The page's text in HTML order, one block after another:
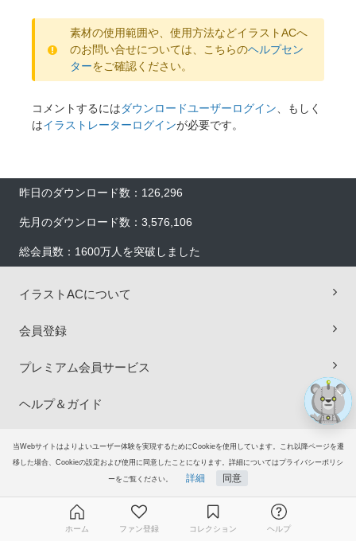
当Webサイトはよりよいユーザー体験を実現するためにCookieを使用しています。これ以降ページを遷
移した場合、Cookieの設定および使用に同意したことになります。詳細についてはプライバシーポリシ
ーをご覧ください。 詳細 同意
素材の使用範囲や、使用方法などイラストACへ
のお問い合せについては、こちらのヘルプセン
ターをご確認ください。
コメントするにはダウンロードユーザーログイン、もしく
はイラストレーターログインが必要です。
昨日のダウンロード数：126,296
先月のダウンロード数：3,576,106
総会員数：1600万人を突破しました
イラストACについて
会員登録
プレミアム会員サービス
ヘルプ＆ガイド
グループサイト
ご意見・ご要望
© 2006-2026 イラストAC
ホーム ファン登録 コレクション ヘルプ